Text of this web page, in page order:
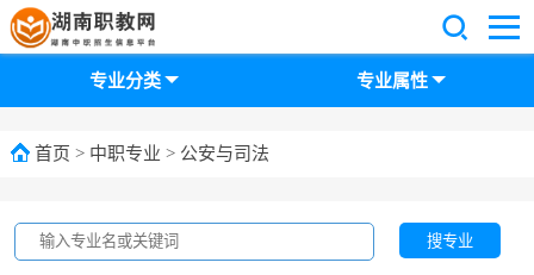
首页 > 中职专业 > 公安与司法
专业分类 专业属性
搜专业